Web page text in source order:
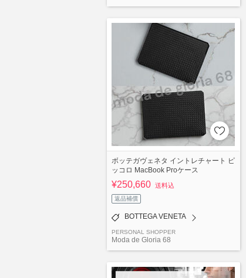
ボッテガヴェネタ イントレチャート ピ
ッコロ MacBook Proケース
¥250,660 送料込
返品補償
BOTTEGA VENETA
PERSONAL SHOPPER
Moda de Gloria 68